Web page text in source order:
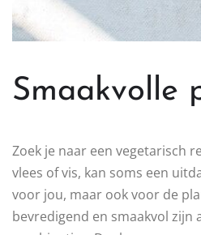
Smaakvolle
Zoek je naar een vegetarisch
vlees of vis, kan soms een
voor jou, maar ook voor de
bevredigend en smaakvol